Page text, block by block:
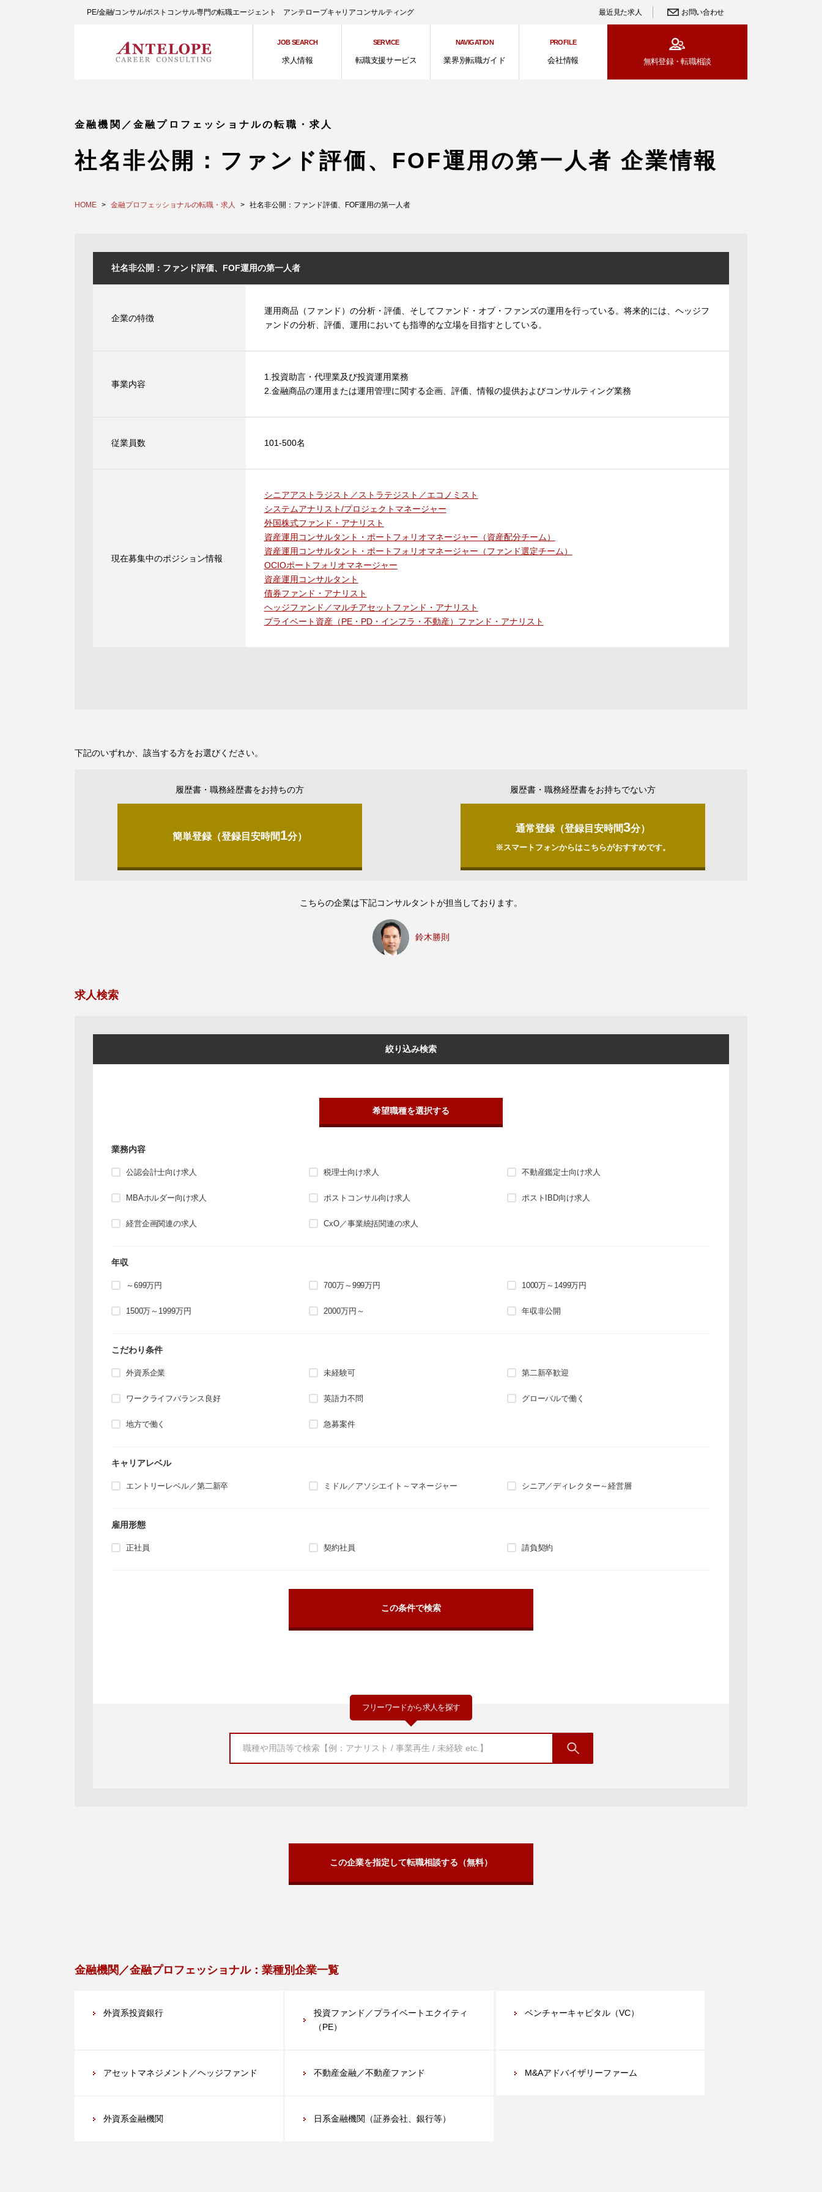
PE/金融/コンサル/ポストコンサル専門の転職エージェント アンテロープキャリアコンサルティング 最近見た求人 お問い合わせ
JOB SEARCH
求人情報
SERVICE
転職支援サービス
NAVIGATION
業界別転職ガイド
PROFILE
会社情報 無料登録・転職相談
金融機関／金融プロフェッショナルの転職・求人
社名非公開：ファンド評価、FOF運用の第一人者 企業情報
HOME 金融プロフェッショナルの転職・求人 社名非公開：ファンド評価、FOF運用の第一人者
社名非公開：ファンド評価、FOF運用の第一人者
企業の特徴
運用商品（ファンド）の分析・評価、そしてファンド・オブ・ファンズの運用を行っている。将来的には、ヘッジフ
ァンドの分析、評価、運用においても指導的な立場を目指すとしている。
事業内容
1.投資助言・代理業及び投資運用業務
2.金融商品の運用または運用管理に関する企画、評価、情報の提供およびコンサルティング業務
従業員数 101-500名
現在募集中のポジション情報
シニアアストラジスト／ストラテジスト／エコノミスト
システムアナリスト/プロジェクトマネージャー
外国株式ファンド・アナリスト
資産運用コンサルタント・ポートフォリオマネージャー（資産配分チーム）
資産運用コンサルタント・ポートフォリオマネージャー（ファンド選定チーム）
OCIOポートフォリオマネージャー
資産運用コンサルタント
債券ファンド・アナリスト
ヘッジファンド／マルチアセットファンド・アナリスト
プライベート資産（PE・PD・インフラ・不動産）ファンド・アナリスト
下記のいずれか、該当する方をお選びください。
履歴書・職務経歴書をお持ちの方
簡単登録（登録目安時間1分）
履歴書・職務経歴書をお持ちでない方
通常登録（登録目安時間3分）
※スマートフォンからはこちらがおすすめです。
こちらの企業は下記コンサルタントが担当しております。
鈴木勝則
求人検索
絞り込み検索
希望職種を選択する
業務内容
公認会計士向け求人 税理士向け求人 不動産鑑定士向け求人
MBAホルダー向け求人 ポストコンサル向け求人 ポストIBD向け求人
経営企画関連の求人 CxO／事業統括関連の求人
年収
～699万円 700万～999万円 1000万～1499万円
1500万～1999万円 2000万円～ 年収非公開
こだわり条件
外資系企業 未経験可 第二新卒歓迎
ワークライフバランス良好 英語力不問 グローバルで働く
地方で働く 急募案件
キャリアレベル
エントリーレベル／第二新卒 ミドル／アソシエイト～マネージャー シニア／ディレクター～経営層
雇用形態
正社員 契約社員 請負契約
フリーワードから求人を探す
この企業を指定して転職相談する（無料）
金融機関／金融プロフェッショナル：業種別企業一覧
外資系投資銀行
投資ファンド／プライベートエクイティ
（PE）
ベンチャーキャピタル（VC）
アセットマネジメント／ヘッジファンド 不動産金融／不動産ファンド M&Aアドバイザリーファーム
外資系金融機関 日系金融機関（証券会社、銀行等）